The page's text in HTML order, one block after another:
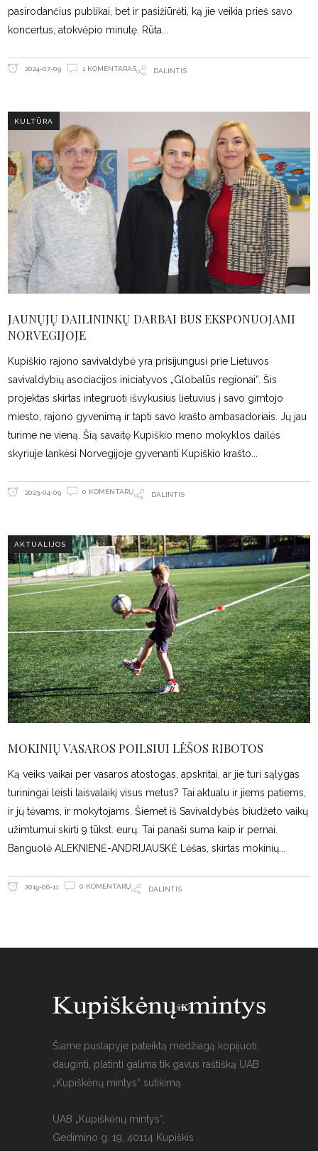
pasirodančius publikai, bet ir pasižiūrėti, ką jie veikia prieš savo
koncertus, atokvėpio minutę. Rūta
2024-07-09 1 KOMENTARAS DALINTIS
KULTŪRA
JAUNŲJŲ DAILININKŲ DARBAI BUS EKSPONUOJAMI
NORVEGIJOJE
Kupiškio rajono savivaldybė yra prisijungusi prie Lietuvos
savivaldybių asociacijos iniciatyvos „Globalūs regionai“. Šis
projektas skirtas integruoti išvykusius lietuvius į savo gimtojo
miesto, rajono gyvenimą ir tapti savo krašto ambasadoriais. Jų jau
turime ne vieną. Šią savaitę Kupiškio meno mokyklos dailės
skyriuje lankėsi Norvegijoje gyvenanti Kupiškio krašto
2023-04-09 0 KOMENTARŲ DALINTIS
AKTUALIJOS
MOKINIŲ VASAROS POILSIUI LĖŠOS RIBOTOS
Ką veiks vaikai per vasaros atostogas, apskritai, ar jie turi sąlygas
turiningai leisti laisvalaikį visus metus? Tai aktualu ir jiems patiems,
ir jų tėvams, ir mokytojams. Šiemet iš Savivaldybės biudžeto vaikų
užimtumui skirti 9 tūkst. eurų. Tai panaši suma kaip ir pernai.
Banguolė ALEKNIENĖ-ANDRIJAUSKĖ Lėšas, skirtas mokinių
2019-06-11 0 KOMENTARŲ DALINTIS
Šiame puslapyje pateiktą medžiagą kopijuoti,
dauginti, platinti galima tik gavus raštišką UAB
„Kupiškėnų mintys“ sutikimą.
UAB „Kupiškėnų mintys“,
Gedimino g. 19, 40114 Kupiškis